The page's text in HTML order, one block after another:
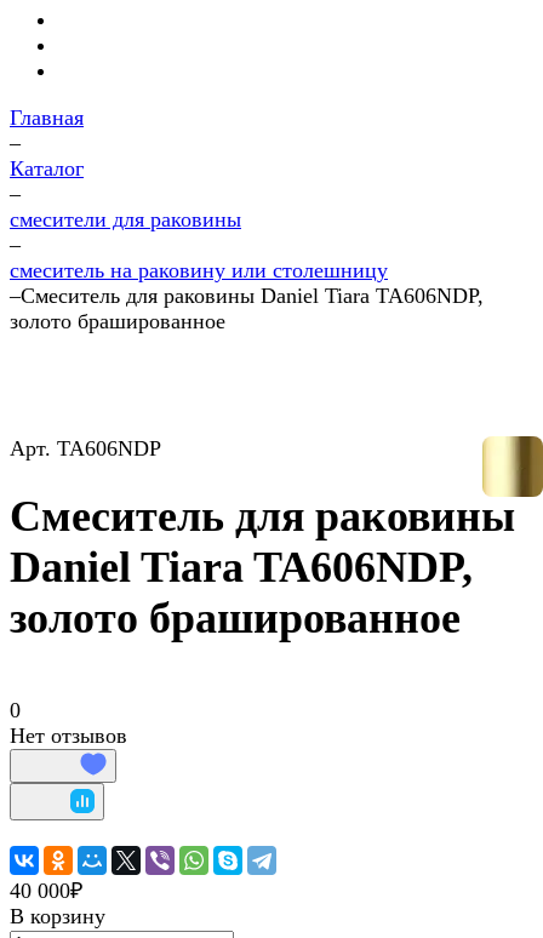
Главная
–
Каталог
–
смесители для раковины
–
смеситель на раковину или столешницу
–Смеситель для раковины Daniel Tiara TA606NDP,
золото брашированное
Арт. TA606NDP
Смеситель для раковины
Daniel Tiara TA606NDP,
золото брашированное
0
Нет отзывов
40 000₽
В корзину